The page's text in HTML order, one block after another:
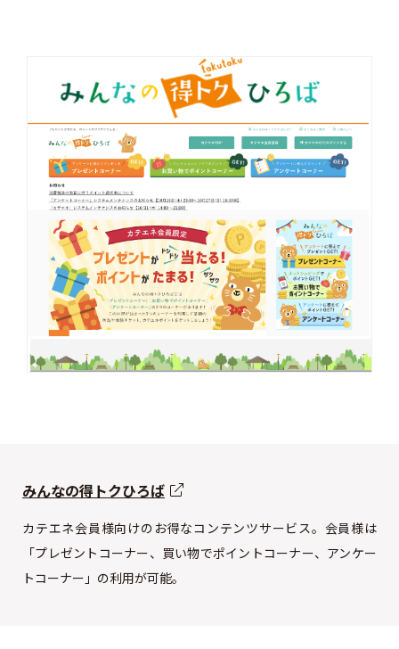
みんなの得トクひろば
カテエネ会員様向けのお得なコンテンツサービス。会員様は
「プレゼントコーナー、買い物でポイントコーナー、アンケー
トコーナー」の利用が可能。